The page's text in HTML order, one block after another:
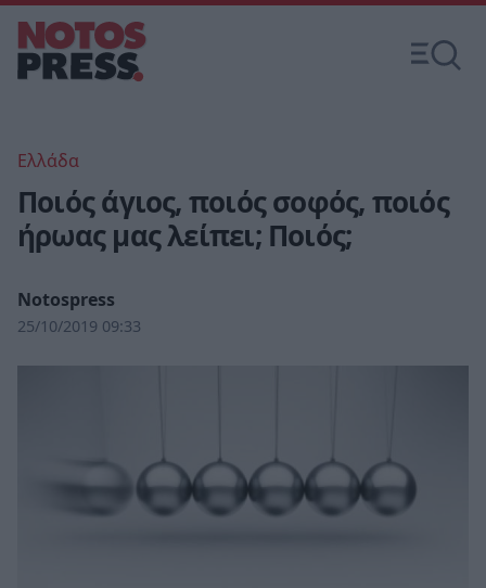
Ελλάδα
Ποιός άγιος, ποιός σοφός, ποιός
ήρωας μας λείπει; Ποιός;
Notospress
25/10/2019 09:33